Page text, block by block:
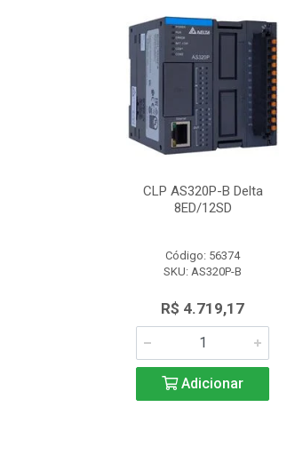
CLP AS320P-B Delta
8ED/12SD
Código: 56374
SKU: AS320P-B
R$ 4.719,17
Adicionar